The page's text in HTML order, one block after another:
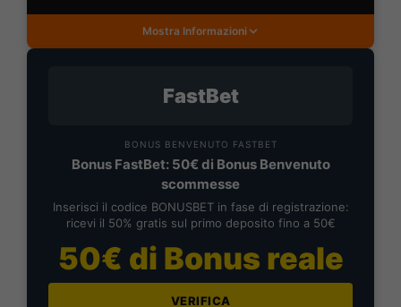
Mostra Informazioni
FastBet
BONUS BENVENUTO FASTBET
Bonus FastBet: 50€ di Bonus Benvenuto
scommesse
Inserisci il codice BONUSBET in fase di registrazione:
ricevi il 50% gratis sul primo deposito fino a 50€
50€ di Bonus reale
VERIFICA